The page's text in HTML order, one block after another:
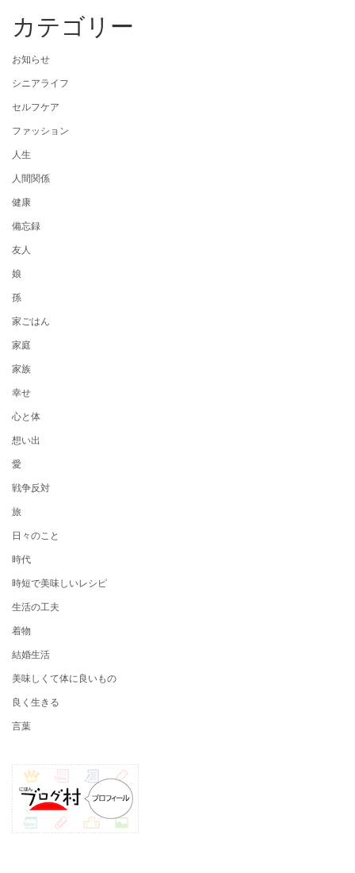
カテゴリー
お知らせ
シニアライフ
セルフケア
ファッション
人生
人間関係
健康
備忘録
友人
娘
孫
家ごはん
家庭
家族
幸せ
心と体
想い出
愛
戦争反対
旅
日々のこと
時代
時短で美味しいレシピ
生活の工夫
着物
結婚生活
美味しくて体に良いもの
良く生きる
言葉